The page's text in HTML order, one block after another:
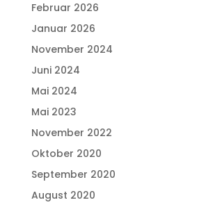
Februar 2026
Januar 2026
November 2024
Juni 2024
Mai 2024
Mai 2023
November 2022
Oktober 2020
September 2020
August 2020